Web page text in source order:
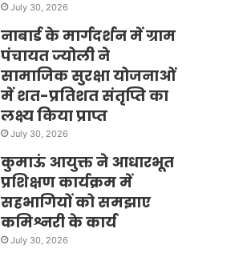
July 30, 2026
नाबार्ड के मार्गदर्शन में ग्राम
पंचायत ज्योली ने
सामाजिक सुरक्षा योजनाओं
में शत-प्रतिशत संतृप्ति का
लक्ष्य किया प्राप्त
July 30, 2026
कुमाऊं आयुक्त ने आधारभूत
प्रशिक्षण कार्यक्रम में
सहभागियों को समझाए
कमिश्नरी के कार्य
July 30, 2026